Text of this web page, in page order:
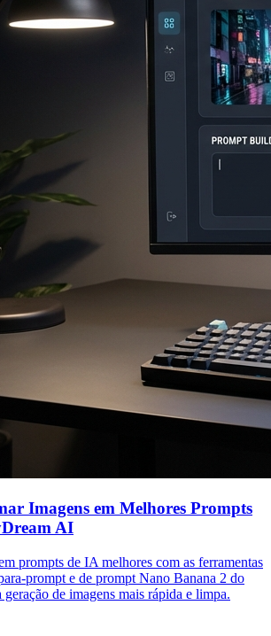
Imagens em Melhores Prompts
AI
prompts de IA melhores com as ferramentas
prompt e de prompt Nano Banana 2 do
de imagens mais rápida e limpa.